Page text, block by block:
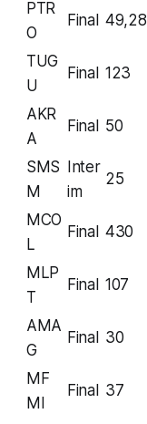
PTR
O
Final 49,28
TUG
U
Final 123
AKR
A
Final 50
SMS
M
Inter
im
25
MCO
L
Final 430
MLP
T
Final 107
AMA
G
Final 30
MF
MI
Final 37